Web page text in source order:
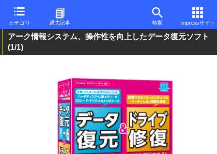
カテゴリ 過去記事 検索 Impressサイト
アーク情報システム、操作性を向上したデータ復元ソフト
(1/1)